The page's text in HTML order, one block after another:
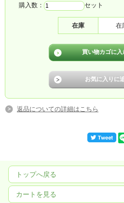
購入数： セット
在庫 在
返品についての詳細はこちら
トップへ戻る
カートを見る